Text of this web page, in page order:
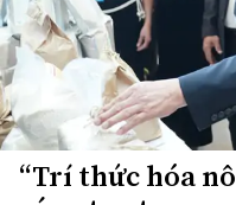
“Trí thức hóa